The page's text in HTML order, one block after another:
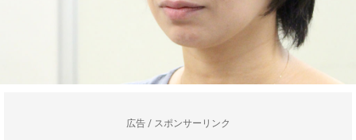
広告 / スポンサーリンク